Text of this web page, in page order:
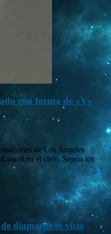
con forma de «V»
de Los Ángeles
en el cielo. Según los
diamante es visto